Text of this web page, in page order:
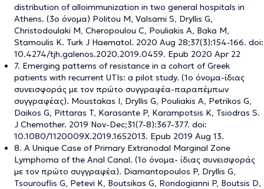
distribution of alloimmunization in two general hospitals in
Athens. (3ο όνομα) Politou M, Valsami S, Dryllis G,
Christodoulaki M, Cheropoulou C, Pouliakis A, Baka M,
Stamoulis K. Turk J Haematol. 2020 Aug 28;37(3):154-166. doi:
10.4274/tjh.galenos.2020.2019.0459. Epub 2020 Apr 22
7. Emerging patterns of resistance in a cohort of Greek
patients with recurrent UTIs: a pilot study. (1ο όνομα-ίδιας
συνεισφοράς με τον πρώτο συγγραφέα-παραπέμπων
συγγραφέας). Moustakas I, Dryllis G, Pouliakis A, Petrikos G,
Daikos G, Pittaras T, Karasante P, Karampotsis K, Tsiodras S.
J Chemother. 2019 Nov-Dec;31(7-8):367-377. doi:
10.1080/1120009X.2019.1652013. Epub 2019 Aug 13.
8. A Unique Case of Primary Extranodal Marginal Zone
Lymphoma of the Anal Canal. (1ο όνομα- ίδιας συνεισφοράς
με τον πρώτο συγγραφέα). Diamantopoulos P, Dryllis G,
Tsourouflis G, Petevi K, Boutsikas G, Rondogianni P, Boutsis D,